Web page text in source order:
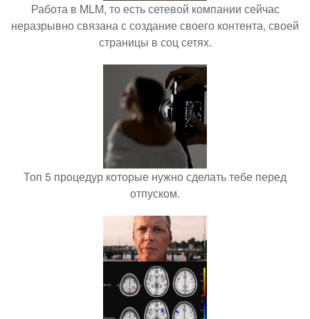
Работа в MLM, то есть сетевой компании сейчас
неразрывно связана с создание своего контента, своей
страницы в соц сетях.
Топ 5 процедур которые нужно сделать тебе перед
отпуском.